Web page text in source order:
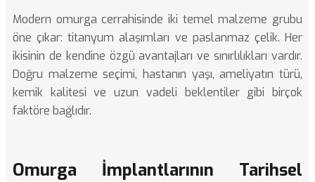
Modern omurga cerrahisinde iki temel malzeme grubu
öne çıkar: titanyum alaşımları ve paslanmaz çelik. Her
ikisinin de kendine özgü avantajları ve sınırlılıkları vardır.
Doğru malzeme seçimi, hastanın yaşı, ameliyatın türü,
kemik kalitesi ve uzun vadeli beklentiler gibi birçok
faktöre bağlıdır.
Omurga İmplantlarının Tarihsel